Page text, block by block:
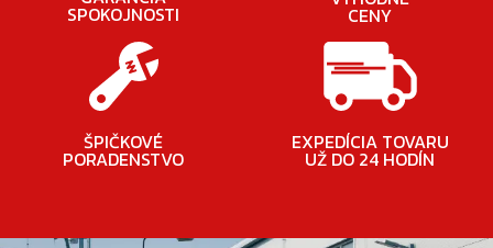
SPOKOJNOSTI CENY
ŠPIČKOVÉ
PORADENSTVO
EXPEDÍCIA TOVARU
UŽ DO 24 HODÍN